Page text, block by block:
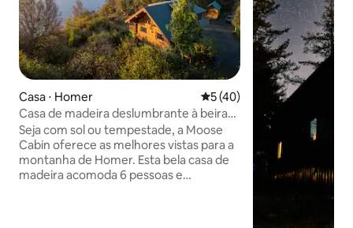
Casa ⋅ Homer 5 de uma avaliação média
5 (40)
Casa de madeira deslumbrante à beira-
mar com vista para a geleira e o Spit
Seja com sol ou tempestade, a Moose
Cabin oferece as melhores vistas para a
montanha de Homer. Esta bela casa de
madeira acomoda 6 pessoas e